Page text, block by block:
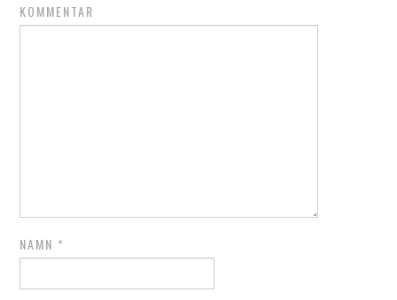
KOMMENTAR
NAMN *